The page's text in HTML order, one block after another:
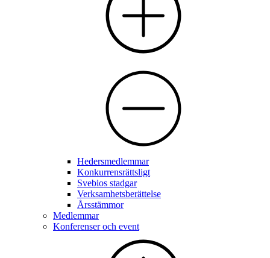
Hedersmedlemmar
Konkurrensrättsligt
Svebios stadgar
Verksamhetsberättelse
Årsstämmor
Medlemmar
Konferenser och event